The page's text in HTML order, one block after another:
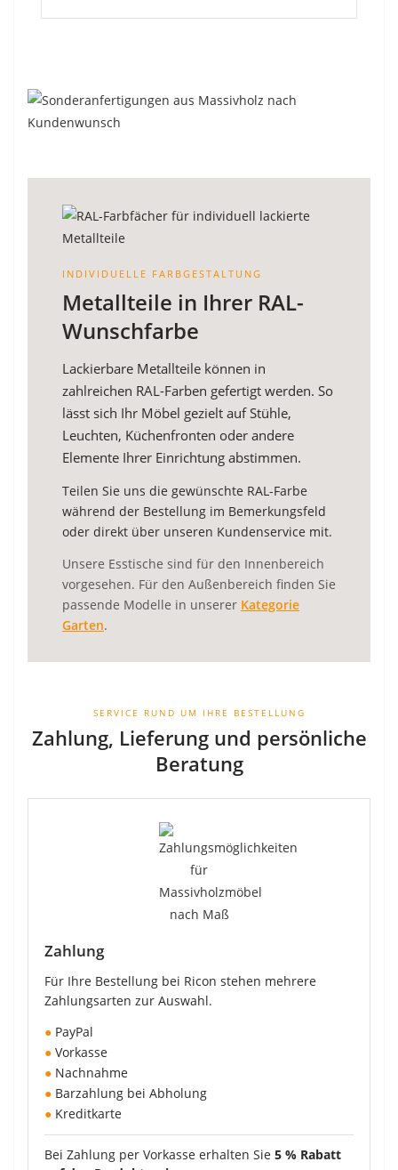
INDIVIDUELLE FARBGESTALTUNG
Metallteile in Ihrer RAL-
Wunschfarbe
Lackierbare Metallteile können in
zahlreichen RAL-Farben gefertigt werden. So
lässt sich Ihr Möbel gezielt auf Stühle,
Leuchten, Küchenfronten oder andere
Elemente Ihrer Einrichtung abstimmen.
Teilen Sie uns die gewünschte RAL-Farbe
während der Bestellung im Bemerkungsfeld
oder direkt über unseren Kundenservice mit.
Unsere Esstische sind für den Innenbereich
vorgesehen. Für den Außenbereich finden Sie
passende Modelle in unserer Kategorie
Garten.
SERVICE RUND UM IHRE BESTELLUNG
Zahlung, Lieferung und persönliche
Beratung
Zahlung
Für Ihre Bestellung bei Ricon stehen mehrere
Zahlungsarten zur Auswahl.
● PayPal
● Vorkasse
● Nachnahme
● Barzahlung bei Abholung
● Kreditkarte
Bei Zahlung per Vorkasse erhalten Sie 5 % Rabatt